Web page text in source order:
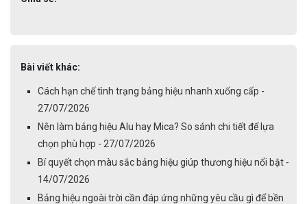
Bài viết khác:
Cách hạn chế tình trạng bảng hiệu nhanh xuống cấp -
27/07/2026
Nên làm bảng hiệu Alu hay Mica? So sánh chi tiết để lựa
chọn phù hợp - 27/07/2026
Bí quyết chọn màu sắc bảng hiệu giúp thương hiệu nổi bật -
14/07/2026
Bảng hiệu ngoài trời cần đáp ứng những yêu cầu gì để bền